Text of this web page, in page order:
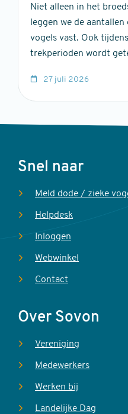
Niet alleen in het
leggen we de
vogels vast. Ook
trekperioden wordt
27 juli 2026
Voet
Snel naar
Meld dode / zieke
Helpdesk
Inloggen
Webwinkel
Contact
Over Sovon
Vereniging
Medewerkers
Werken bij
Landelijke Dag